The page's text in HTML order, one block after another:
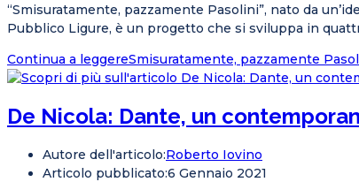
“Smisuratamente, pazzamente Pasolini”, nato da
Pubblico Ligure, è un progetto che si sviluppa in
Continua a leggereSmisuratamente, pazzamente
De Nicola: Dante, un
Autore dell'articolo:Roberto Iovino
Articolo pubblicato:6 Gennaio 2021